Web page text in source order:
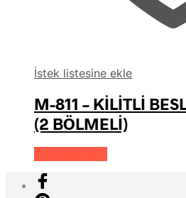
İstek listesine ekle
M-811 – KİLİTLİ
(2 BÖLMELİ)